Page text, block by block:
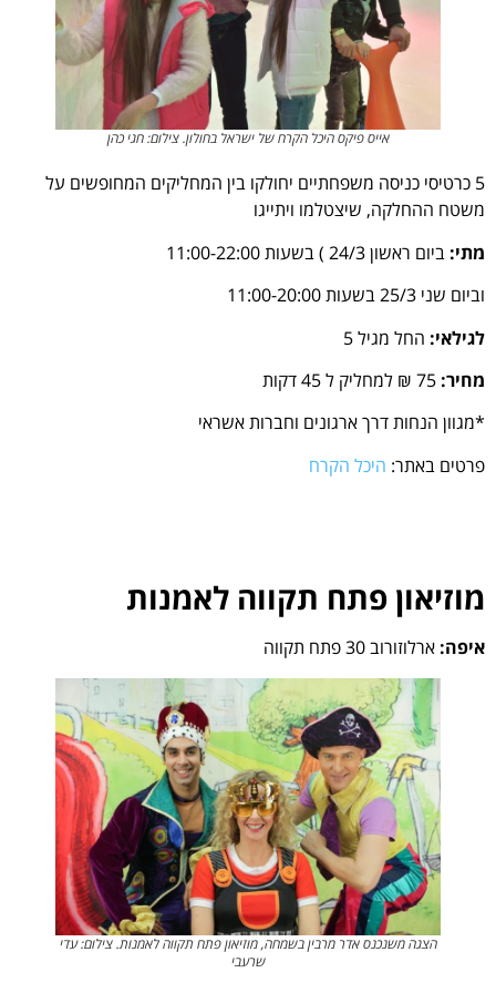
אייס פיקס היכל הקרח של ישראל בחולון. צילום: חגי כהן
5 כרטיסי כניסה משפחתיים יחולקו בין המחליקים המחופשים על
משטח ההחלקה, שיצטלמו ויתייגו
מתי: ביום ראשון 24/3 ) בשעות 11:00-22:00
וביום שני 25/3 בשעות 11:00-20:00
לגילאי: החל מגיל 5
מחיר: 75 ₪ למחליק ל 45 דקות
*מגוון הנחות דרך ארגונים וחברות אשראי
פרטים באתר: היכל הקרח
מוזיאון פתח תקווה לאמנות
איפה: ארלוזורוב 30 פתח תקווה
הצגה משנכנס אדר מרבין בשמחה, מוזיאון פתח תקווה לאמנות. צילום: עדי
שרעבי